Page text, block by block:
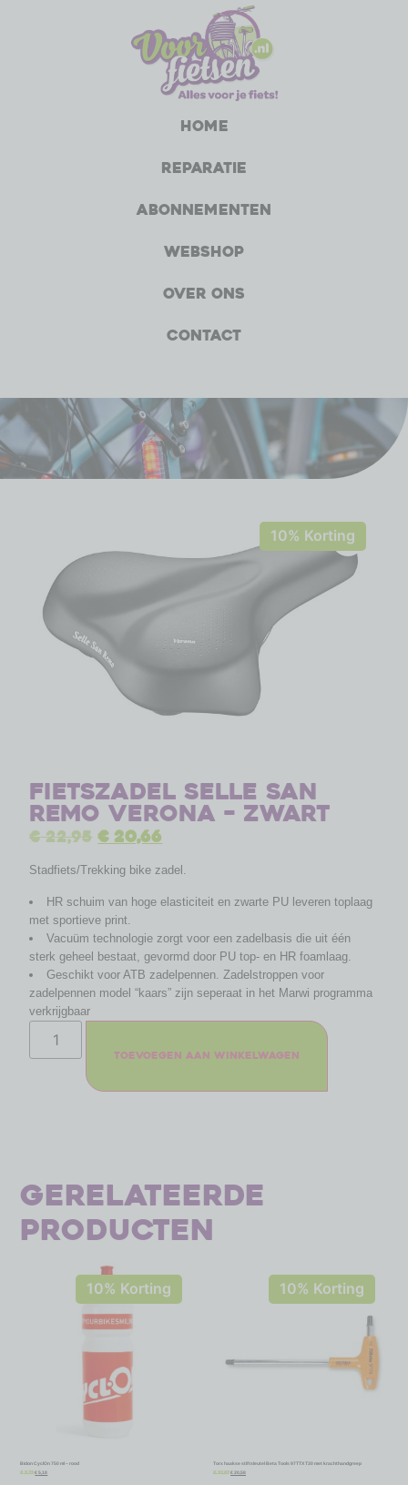
Home
Reparatie
Abonnementen
Webshop
Over ons
Contact
10% Korting
Fietszadel Selle San
Remo Verona – zwart
€22,95 €20,66
Stadfiets/Trekking bike zadel.
HR schuim van hoge elasticiteit en zwarte PU leveren toplaag
met sportieve print.
Vacuüm technologie zorgt voor een zadelbasis die uit één
sterk geheel bestaat, gevormd door PU top- en HR foamlaag.
Geschikt voor ATB zadelpennen. Zadelstroppen voor
zadelpennen model “kaars” zijn seperaat in het Marwi programma
verkrijgbaar
Toevoegen aan winkelwagen
Gerelateerde
producten
10% Korting
Bidon CyclOn 750 ml – rood
€ 5,75 € 5,18
10% Korting
Torx haakse stiftsleutel Beta Tools 97TTX T30 met krachthandgreep
€ 22,87 € 20,58